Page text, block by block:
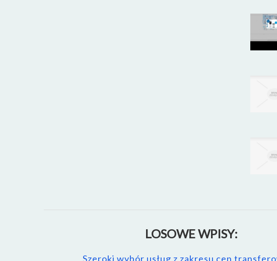
LOSOWE WPISY:
Szeroki wybór usług z zakresu cen